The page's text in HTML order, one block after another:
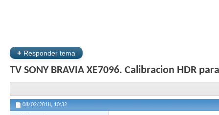
+ Responder tema
TV SONY BRAVIA XE7096. Calibracion HDR
08/02/2018, 10:32